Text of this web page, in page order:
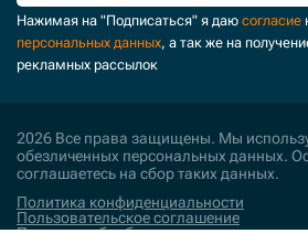
Нажимая на "Подписаться" я даю согласие
персональных данных, а так же на
рекламных рассылок
2026 Все права защищены. Мы
обезличенных персональных данных.
соглашаетесь на сбор таких данных.
Политика конфиденциальности
Пользовательское соглашение
Политика обработки персональных